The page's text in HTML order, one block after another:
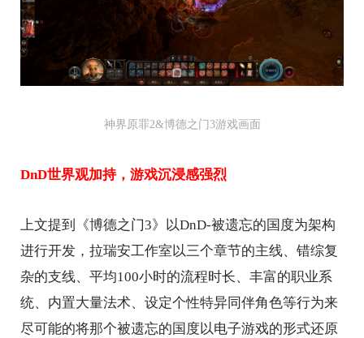
神界原罪2&博德之门3游戏画面
DnD世界观加持，游戏沉浸感强烈
上文提到《博德之门3》以DnD-被遗忘的国度为架构
进行开发，拉瑞安工作室以三个章节的主线、错综复
杂的支线、平均100小时的流程时长、丰富的职业系
统、内置大量法术、设定个性特异同伴角色等行为来
尽可能的将那个被遗忘的国度以电子游戏的形式还原